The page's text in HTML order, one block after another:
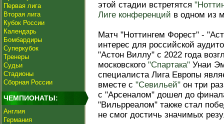
Первая лига
Вторая лига
Кубок России
Календарь
Бомбардиры
Суперкубок
Тренеры
Судьи
Стадионы
Сборная России
ЧЕМПИОНАТЫ:
Англия
Германия
этой стадии встретятся
Лиге конференций в одном из
Матч "Ноттингем Форест" -
интерес для российской
"Астон Виллу" с 2022 года
московского "Спартака" Унаи
специалиста Лига Европы
вместе с "Севильей" он три
с "Арсеналом" дошел до
"Вильрреалом" также стал
не смог достичь значимых